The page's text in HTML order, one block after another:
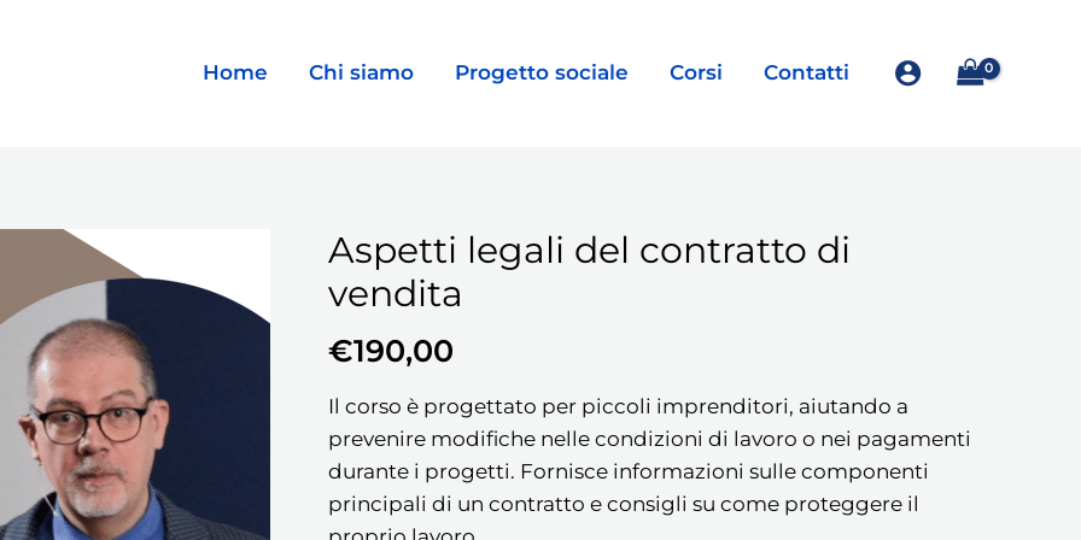
Home Chi siamo Progetto sociale Corsi Contatti
Aspetti legali del contratto di
vendita
€190,00
Il corso è progettato per piccoli imprenditori, aiutando a
prevenire modifiche nelle condizioni di lavoro o nei pagamenti
durante i progetti. Fornisce informazioni sulle componenti
principali di un contratto e consigli su come proteggere il
Aspetti
legali
del
contratto
vendita
quantità